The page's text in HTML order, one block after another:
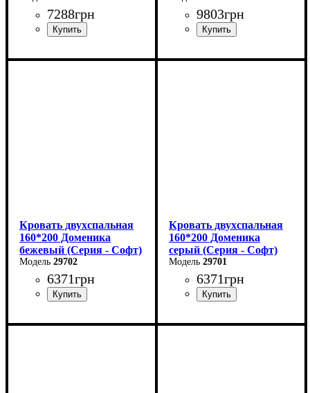
7288грн
Ширина: 99 см
9803грн
Ширина: 169 см
Кровать двухспальная
160*200 Доменика
бежевый (Серия - Софт)
29702
6371грн
Кровать двухспальная
160*200 Доменика
серый (Серия - Софт)
29701
6371грн